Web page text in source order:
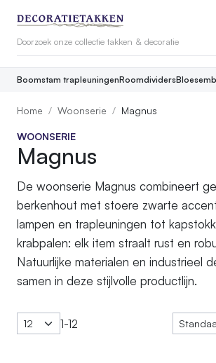
Boomstam trapleuningenRoomdividers
Home Woonserie Magnus
WOONSERIE
Magnus
De woonserie Magnus combineert
berkenhout met stoere zwarte
lampen en trapleuningen tot
krabpalen: elk item straalt rust en
Natuurlijke materialen en industrieel
samen in deze stijlvolle productlijn.
1-12